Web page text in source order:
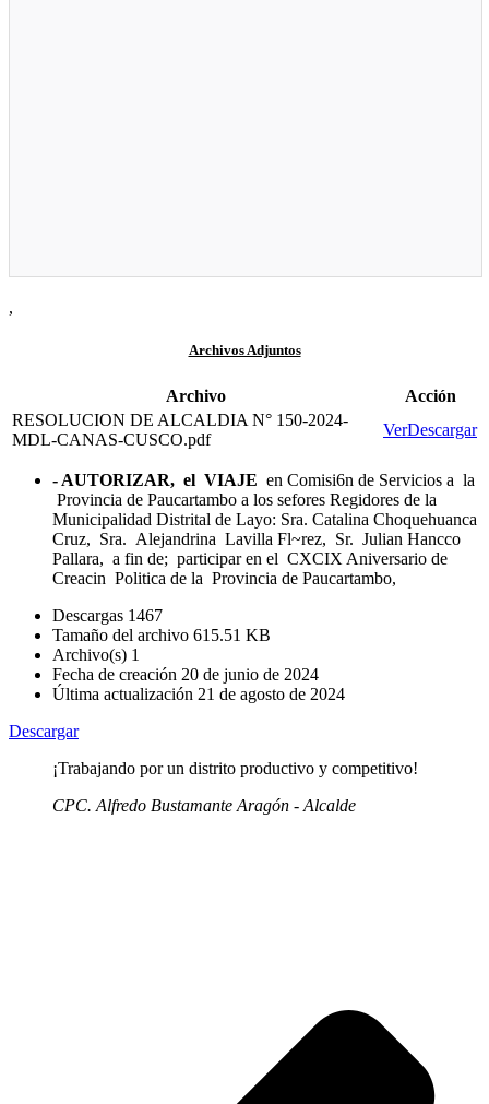
,
Archivos Adjuntos
Archivo
Acción
RESOLUCION DE ALCALDIA N° 150-2024-
MDL-CANAS-CUSCO.pdf
VerDescargar
- AUTORIZAR, el VIAJE en Comisi6n de Servicios a la
Provincia de Paucartambo a los sefores Regidores de la
Municipalidad Distrital de Layo: Sra. Catalina Choquehuanca
Cruz, Sra. Alejandrina Lavilla Fl~rez, Sr. Julian Hancco
Pallara, a fin de; participar en el CXCIX Aniversario de
Creacin Politica de la Provincia de Paucartambo,
Descargas 1467
Tamaño del archivo 615.51 KB
Archivo(s) 1
Fecha de creación 20 de junio de 2024
Última actualización 21 de agosto de 2024
Descargar
¡Trabajando por un distrito productivo y competitivo!
CPC. Alfredo Bustamante Aragón - Alcalde